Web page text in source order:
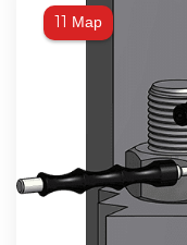
11 Мар